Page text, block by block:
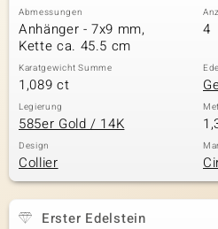
Abmessungen
Anhänger - 7x9 mm,
Kette ca. 45.5 cm
4
Karatgewicht Summe
1,089 ct
Legierung
585er Gold / 14K
Design
Collier
Erster Edelstein